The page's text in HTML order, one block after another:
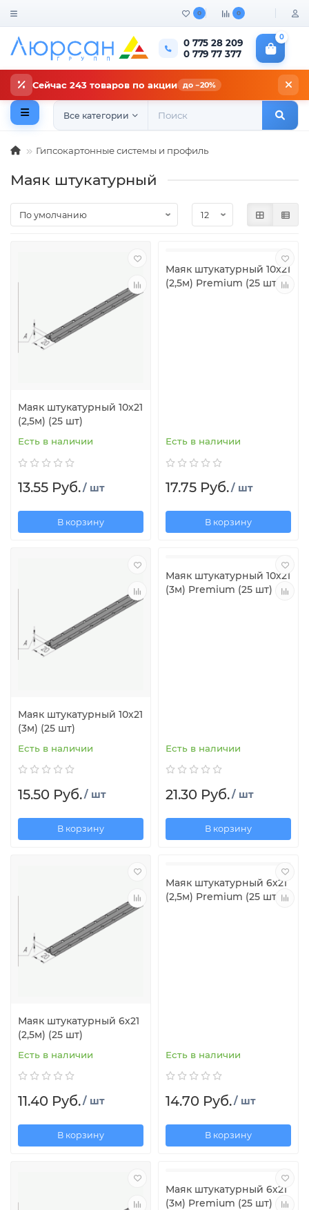
0 0
0 775 28 209
0 779 77 377
0
Сейчас 243 товаров по акции до −20%
Все категории
Гипсокартонные системы и профиль
Маяк штукатурный
Маяк штукатурный 10х21
(2,5м) (25 шт)
Есть в наличии
13.55 Руб./ шт
В корзину
Маяк штукатурный 10х21
(2,5м) Premium (25 шт)
Есть в наличии
17.75 Руб./ шт
В корзину
Маяк штукатурный 10х21
(3м) (25 шт)
Есть в наличии
15.50 Руб./ шт
В корзину
Маяк штукатурный 10х21
(3м) Premium (25 шт)
Есть в наличии
21.30 Руб./ шт
В корзину
Маяк штукатурный 6х21
(2,5м) (25 шт)
Есть в наличии
11.40 Руб./ шт
В корзину
Маяк штукатурный 6х21
(2,5м) Premium (25 шт)
Есть в наличии
14.70 Руб./ шт
В корзину
Маяк штукатурный 6х21
(3м) Premium (25 шт)